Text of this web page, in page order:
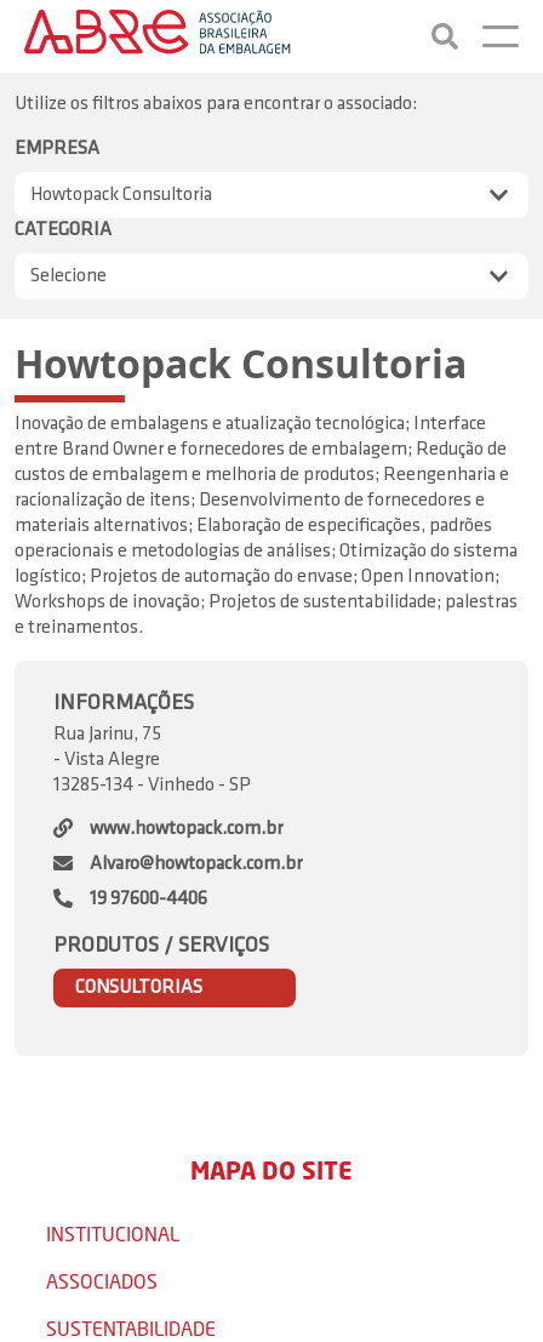
Utilize os filtros abaixos para encontrar o associado:
EMPRESA
CATEGORIA
Howtopack Consultoria
Inovação de embalagens e atualização tecnológica; Interface
entre Brand Owner e fornecedores de embalagem; Redução de
custos de embalagem e melhoria de produtos; Reengenharia e
racionalização de itens; Desenvolvimento de fornecedores e
materiais alternativos; Elaboração de especificações, padrões
operacionais e metodologias de análises; Otimização do sistema
logístico; Projetos de automação do envase; Open Innovation;
Workshops de inovação; Projetos de sustentabilidade; palestras
e treinamentos.
INFORMAÇÕES
Rua Jarinu, 75
- Vista Alegre
13285-134 - Vinhedo - SP
www.howtopack.com.br
Alvaro@howtopack.com.br
19 97600-4406
PRODUTOS / SERVIÇOS
CONSULTORIAS
MAPA DO SITE
INSTITUCIONAL
ASSOCIADOS
SUSTENTABILIDADE